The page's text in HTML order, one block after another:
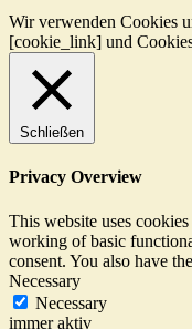
Wir verwenden Cookies
[cookie_link] und
Schließen
Privacy Overview
This website uses
working of basic
consent. You also have
Necessary
Necessary
immer aktiv